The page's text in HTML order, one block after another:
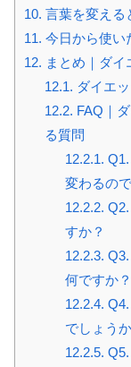
10. 言葉を変える
11. 今日から使い
12. まとめ｜ダ
12.1. ダイエ
12.2. FAQ｜
る質問
12.2.1.
変わるの
12.2.2.
すか？
12.2.3.
何ですか？
12.2.4.
でしょう
12.2.5.